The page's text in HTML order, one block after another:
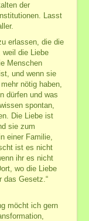
der
Lasst
erlassen, die die
weil die Liebe
Menschen
und wenn sie
nötig haben,
dürfen und was
spontan,
Die Liebe ist
sie zum
einer Familie,
ist es nicht
ihr es nicht
wo die Liebe
das Gesetz.“
möcht ich gern